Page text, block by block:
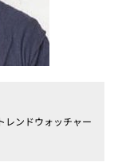
レンドウォッチャー